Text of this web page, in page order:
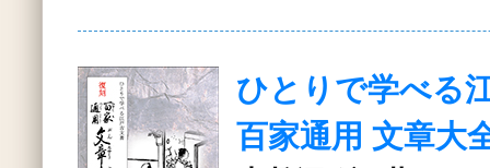
ひとりで学べる
百家通用 文章大